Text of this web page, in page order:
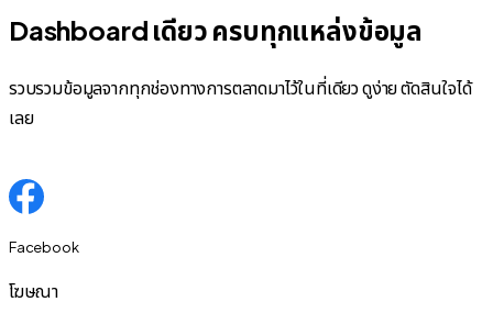
Dashboard เดียว ครบทุกแหล่งข้อมูล
รวบรวมข้อมูลจากทุกช่องทางการตลาดมาไว้ในที่เดียว ดูง่าย ตัดสินใจได้
เลย
Facebook
โฆษณา